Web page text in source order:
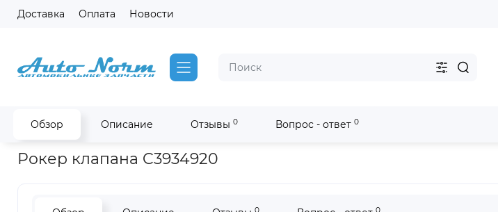
Доставка Оплата Новости
Обзор Описание Отзывы 0 Вопрос - ответ 0
Главная Запчасти на двигатель Cummins Рокер клапана EQB 140-210 л.с.
Рокер клапана C3934920
0 0